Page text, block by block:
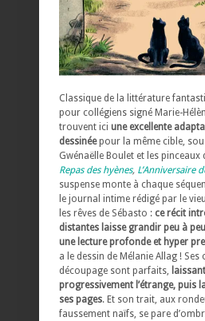
Classique de la littérature
pour collégiens signé Marie-
trouvent ici une excellente
dessinéepour la même cible,
Gwénaëlle Boulet et les pinceaux
Repas des hyènes, L’Anniversaire
suspense monte à chaque
le journal intime rédigé par le
les rêves de Sébasto : ce récit
distantes laisse grandir peu à
une lecture profonde et hyper
a le dessin de Mélanie Allag ! Ses
découpage sont parfaits,
progressivement l’étrange, puis
ses pages. Et son trait, aux
faussement naïfs, se pare